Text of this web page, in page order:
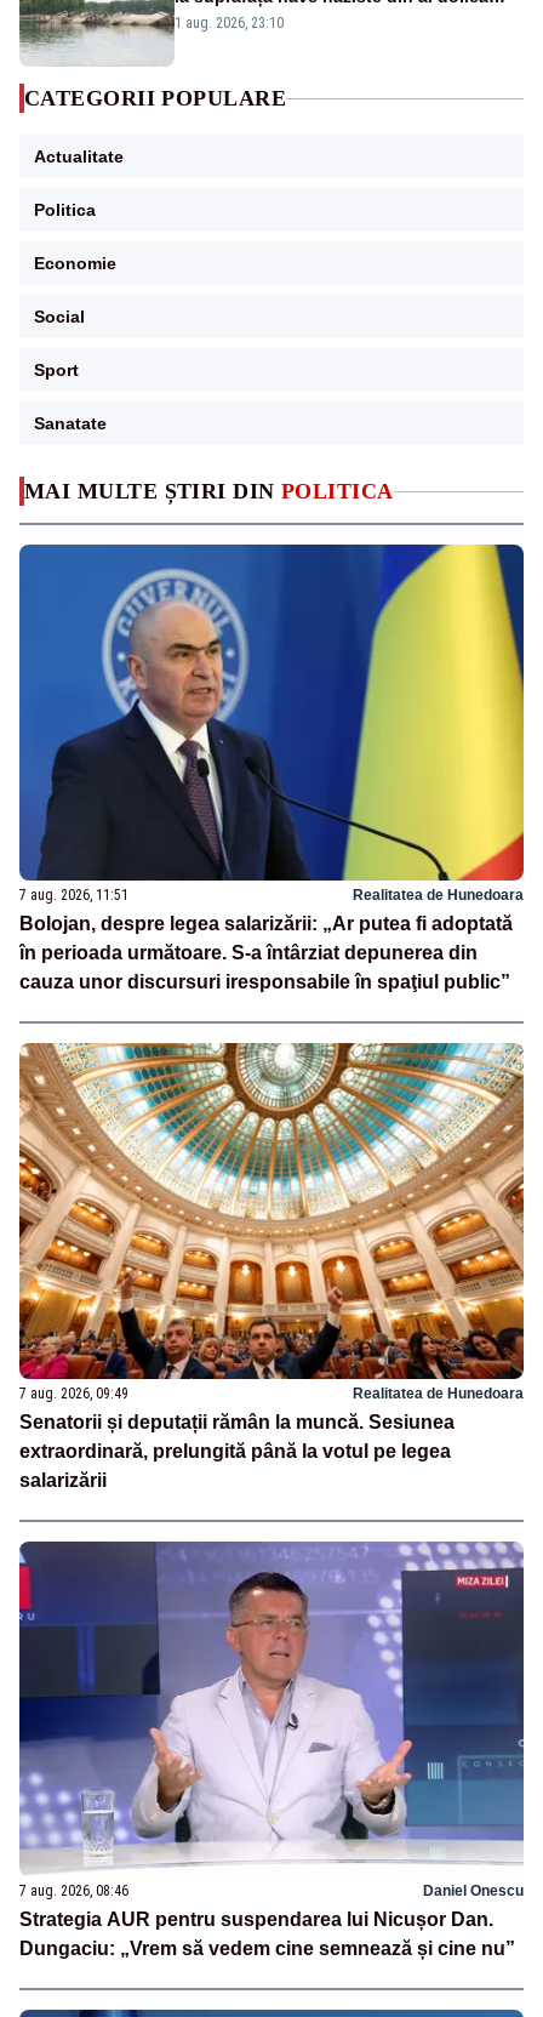
MAI MULTE ȘTIRI DIN POLITICA
7 aug. 2026, 11:51 Realitatea de Hunedoara
Bolojan, despre legea salarizării: „Ar putea fi adoptată
în perioada următoare. S-a întârziat depunerea din
cauza unor discursuri iresponsabile în spaţiul public”
7 aug. 2026, 09:49 Realitatea de Hunedoara
Senatorii și deputații rămân la muncă. Sesiunea
extraordinară, prelungită până la votul pe legea
salarizării
7 aug. 2026, 08:46 Daniel Onescu
Strategia AUR pentru suspendarea lui Nicușor Dan.
Dungaciu: „Vrem să vedem cine semnează și cine nu”
război mondial
1 aug. 2026, 23:10
CATEGORII POPULARE
Actualitate
Politica
Economie
Social
Sport
Sanatate